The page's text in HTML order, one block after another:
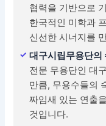
협력을 기반으로
한국적인 미학과
신선한 시너지를
대구시립무용단의
전문 무용단인 대
만큼, 무용수들의
짜임새 있는 연출
것입니다.